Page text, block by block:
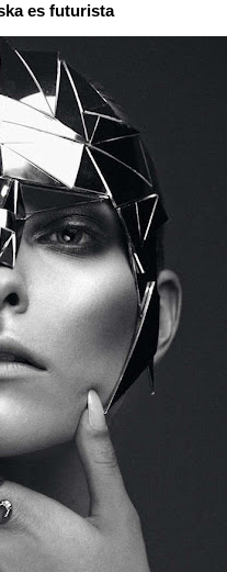
es futurista